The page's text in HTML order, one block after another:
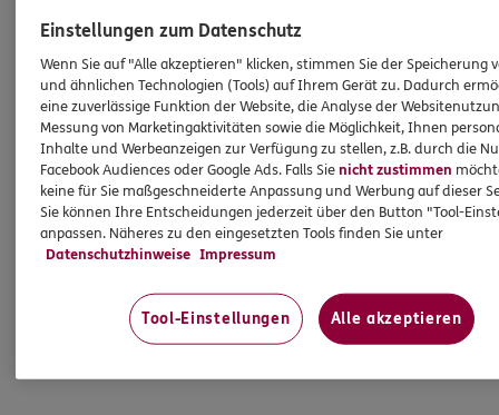
der Einbeziehung von Nachhaltigkeitsrisiken, die mit
den vermittelten Versicherungsanlageprodukten
einhergehen. Dies gilt ebenso für die Vergütung der
Angestellten in meiner Agentur und/oder sonstige für
die Agentur tätige Personen. Die Berücksichtigung von
Nachhaltigkeitsrisiken hat insbesondere keinen Einfluss
darauf, ob ich für die Vermittlung eines
Versicherungsanlageproduktes eine Vergütung erhalte
oder darauf, wie hoch diese Vergütung ausfällt.
und/oder sonstigen für die Agentur tätigen Personen.
Einstellungen zum Datenschutz
Wenn Sie auf "Alle akzeptieren" klicken, stimmen Sie der Speicherung
und ähnlichen Technologien (Tools) auf Ihrem Gerät zu. Dadurch
eine zuverlässige Funktion der Website, die Analyse der
Messung von Marketingaktivitäten sowie die Möglichkeit, Ihnen
Inhalte und Werbeanzeigen zur Verfügung zu stellen, z.B. durch die
Facebook Audiences oder Google Ads. Falls Sienicht zustimmen
keine für Sie maßgeschneiderte Anpassung und Werbung auf dieser
Sie können Ihre Entscheidungen jederzeit über den Button "Tool-
anpassen. Näheres zu den eingesetzten Tools finden Sie unter
Datenschutzhinweise Impressum
Tool-Einstellungen Alle akzeptieren